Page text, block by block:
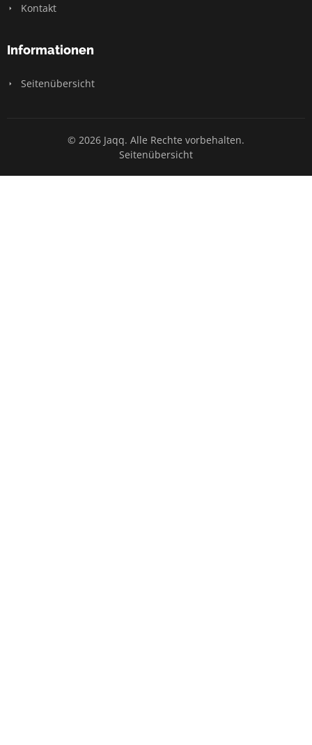
Kontakt
Informationen
Seitenübersicht
© 2026 Jaqq. Alle Rechte vorbehalten.
Seitenübersicht